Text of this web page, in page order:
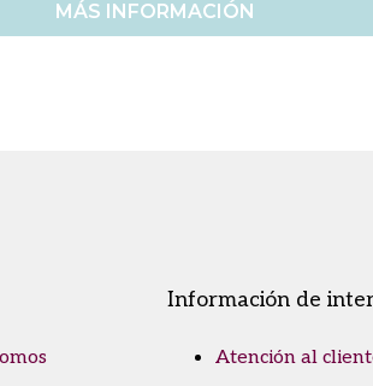
MÁS INFORMACIÓN
Información de
Atención al